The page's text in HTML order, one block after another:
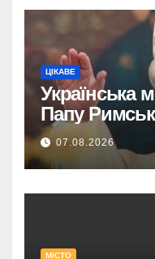
ЦІКАВЕ
Українська
Папу
07.08.2026
МІСТО